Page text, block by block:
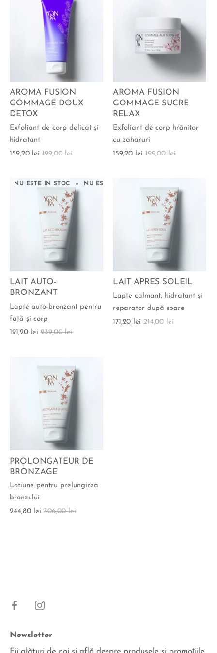
AROMA FUSION
GOMMAGE DOUX
DETOX
Exfoliant de corp delicat şi
hidratant
159,20 lei 199,00 lei
AROMA FUSION
GOMMAGE SUCRE
RELAX
Exfoliant de corp hrănitor
cu zaharuri
159,20 lei 199,00 lei
NU ESTE IN STOC NU ESTE IN STOC
LAIT AUTO-
BRONZANT
Lapte auto-bronzant pentru
faţă şi corp
191,20 lei 239,00 lei
LAIT APRES SOLEIL
Lapte calmant, hidratant şi
reparator după soare
171,20 lei 214,00 lei
PROLONGATEUR DE
BRONZAGE
Loţiune pentru prelungirea
bronzului
244,80 lei 306,00 lei
Newsletter
Fii alături de noi şi află despre produsele şi promoțiile